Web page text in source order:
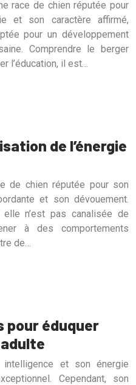
race de chien réputée pour
et son caractère affirmé,
pour un développement
Comprendre le berger
l’éducation, il est…
de l’énergie
de chien réputée pour son
et son dévouement.
n’est pas canalisée de
à des comportements
de…
pour éduquer
et son énergie
Cependant, son